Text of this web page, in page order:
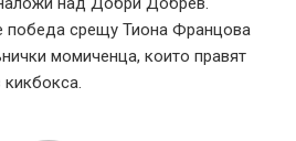
победа срещу Тиона Францова
момиченца, които правят
кикбокса.